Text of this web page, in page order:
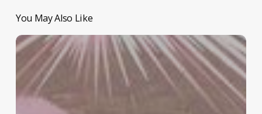
You May Also Like